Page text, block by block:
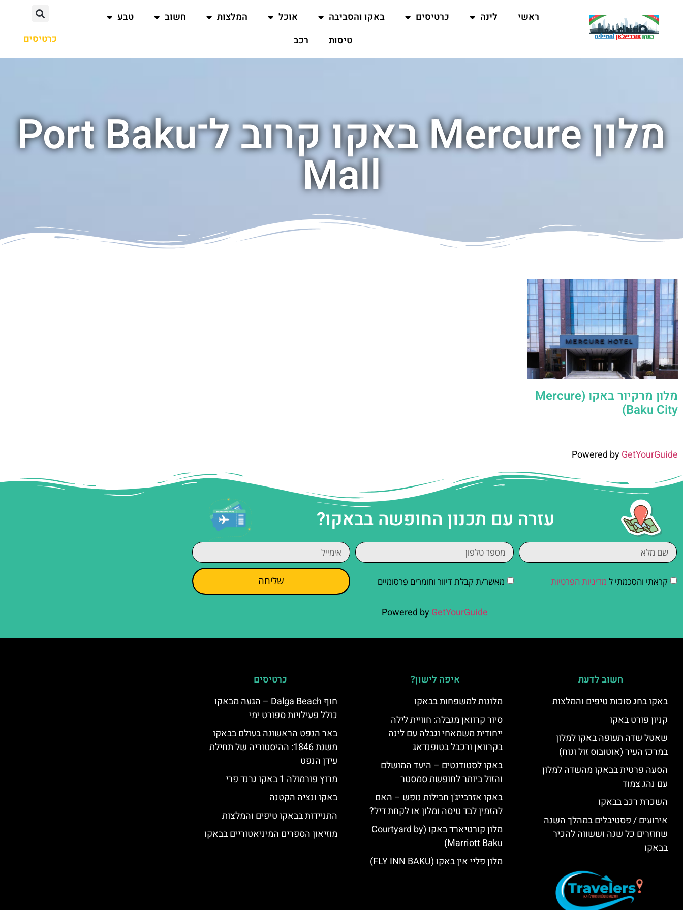
ראשי לינה כרטיסים באקו והסביבה אוכל המלצות חשוב
טבע
טיסות
רכב כרטיסים
מלון Mercure באקו קרוב ל־Port Baku
Mall
מלון מרקיור באקו (Mercure
Baku City)
Powered byGetYourGuide
עזרה עם תכנון החופשה בבאקו?
קראתי והסכמתי ל מדיניות הפרטיות מאשר/ת קבלת דיוור וחומרים פרסומיים שליחה
Powered by GetYourGuide
חשוב לדעת
באקו בחג סוכות טיפים והמלצות
קניון פורט באקו
שאטל שדה תעופה באקו למלון
במרכז העיר (אוטובוס זול ונוח)
הסעה פרטית בבאקו מהשדה למלון
עם נהג צמוד
השכרת רכב בבאקו
אירועים / פסטיבלים במהלך השנה
שחוזרים כל שנה וששווה להכיר
בבאקו
איפה לישון?
מלונות למשפחות בבאקו
סיור קרוואן מגבלה: חוויית לילה
ייחודית משמאחי וגבלה עם לינה
בקרוואן ורכבל בטופנדאג
באקו לסטודנטים – היעד המושלם
והזול ביותר לחופשת סמסטר
באקו אזרבייג'ן חבילות נופש – האם
להזמין לבד טיסה ומלון או לקחת דיל?
מלון קורטיארד באקו (Courtyard by
Marriott Baku)
מלון פליי אין באקו (FLY INN BAKU)
כרטיסים
חוף Dalga Beach – הגעה מבאקו
כולל פעילויות ספורט ימי
באר הנפט הראשונה בעולם בבאקו
משנת 1846: ההיסטוריה של תחילת
עידן הנפט
מרוץ פורמולה 1 באקו גרנד פרי
באקו ונציה הקטנה
התניידות בבאקו טיפים והמלצות
מוזיאון הספרים המיניאטוריים בבאקו